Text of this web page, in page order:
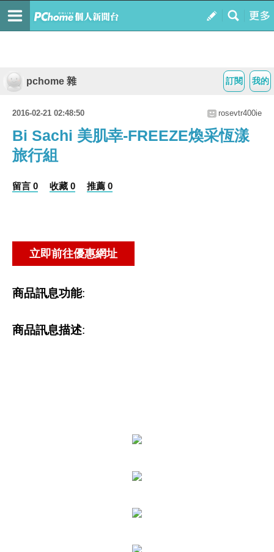
我的
訂閱
pchome 雜
2016-02-21 02:48:50 rosevtr400ie
Bi Sachi 美肌幸-FREEZE煥采恆漾
旅行組
留言 0 收藏 0 推薦 0
商品訊息功能:
商品訊息描述: